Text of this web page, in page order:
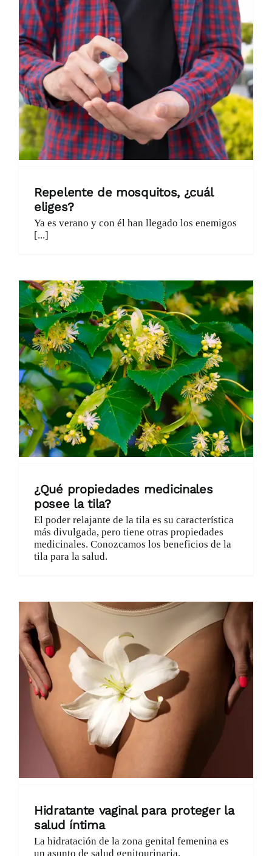
Catálogo
Promociones
Encargo Exprés
Blog
Contacto
Repelente de mosquitos, ¿cuál
eliges?
Ya es verano y con él han llegado los enemigos
[...]
¿Qué propiedades medicinales
posee la tila?
El poder relajante de la tila es su característica
más divulgada, pero tiene otras propiedades
medicinales. Conozcamos los beneficios de la
tila para la salud.
Hidratante vaginal para proteger la
salud íntima
La hidratación de la zona genital femenina es
un asunto de salud genitourinaria.